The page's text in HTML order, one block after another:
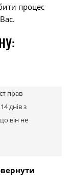
процес
прав
днів з
він не